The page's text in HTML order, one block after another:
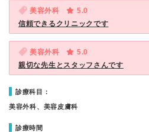
美容外科
5.0
信頼できるクリニックです
美容外科
5.0
親切な先生とスタッフさんです
診療科目：
美容外科、美容皮膚科
診療時間